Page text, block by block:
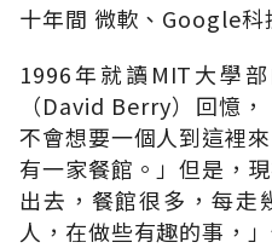
十年間 微軟、Google科
1996年就讀MIT大學
（David Berry）回憶
不會想要一個人到這裡
有一家餐館。」但是，
出去，餐館很多，每走
人，在做些有趣的事，」